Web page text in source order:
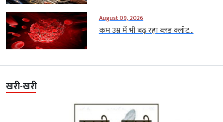
August 09, 2026
कम उम्र में भी बढ़ रहा ब्लड क्लॉट...
खरी-खरी